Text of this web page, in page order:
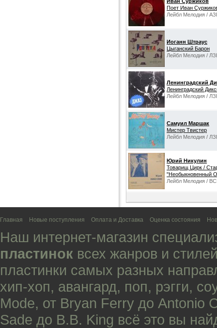
Поет Иван
Лейбл Мелодия /
Иоганн Штраус
Цыганский Барон
Лейбл Мелодия /
Ленинградский
Ленинградский
Лейбл Мелодия /
Самуил Маршак
Мистер Твистер
Лейбл Мелодия /
Юрий Никулин
Товарищ Цирк /
"Необыкновенный
Лейбл Мелодия /
Главная Новые поступления Оплата и Доставка Оценка состояния
Наш интернет-магазин
пластинок всех жанров и
пластинки самых разных
хип-хоп, авангард, поп, рэгги,
Mode, от Bryan Ferry до Antonio
Sade до B.B. King всё это вы